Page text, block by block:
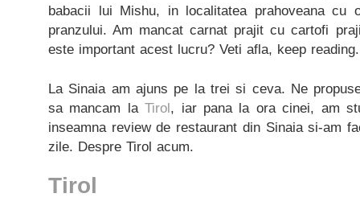
babacii lui Mishu, in localitatea prahoveana cu
pranzului. Am mancat carnat prajit cu cartofi
este important acest lucru? Veti afla, keep reading.
La Sinaia am ajuns pe la trei si ceva. Ne
sa mancam laTirol, iar pana la ora cinei, am
inseamna review de restaurant din Sinaia si-am
zile. Despre Tirol acum.
Tirol